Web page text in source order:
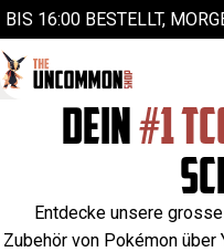
BIS 16:00 BESTELLT,
DEIN#1
Entdecke unsere
Zubehör von Pokémon über